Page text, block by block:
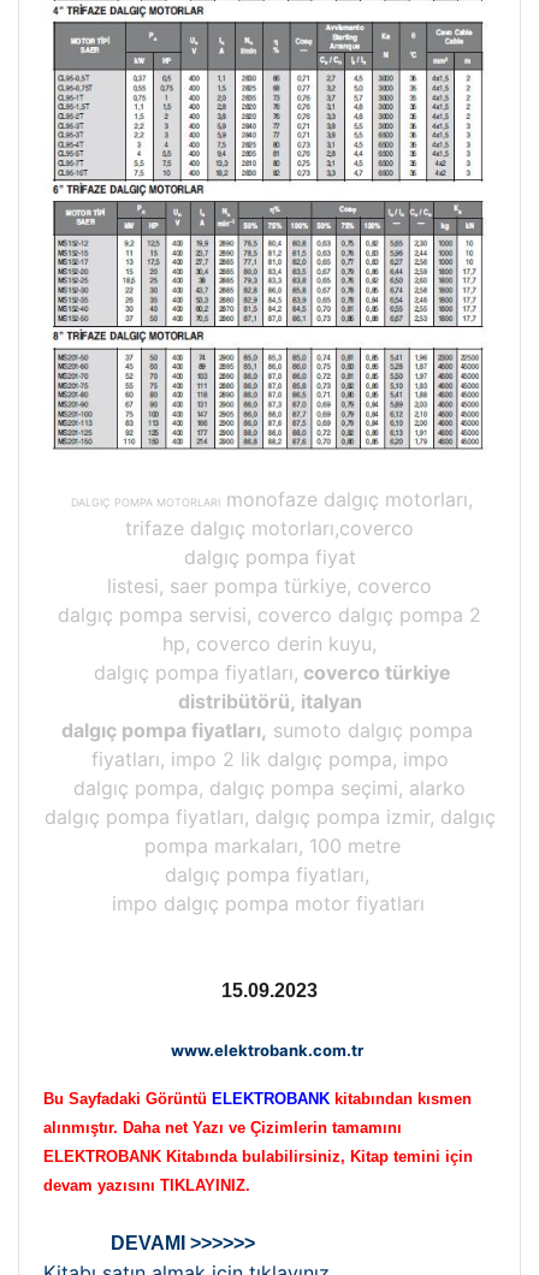
DALGIÇ POMPA MOTORLARImonofaze dalgıç motorları,
trifaze dalgıç motorları,coverco
dalgıç pompa fiyat
listesi, saer pompa türkiye, coverco
dalgıç pompa servisi, coverco dalgıç pompa 2
hp, coverco derin kuyu,
dalgıç pompa fiyatları, coverco türkiye
distribütörü, italyan
dalgıç pompa fiyatları, sumoto dalgıç pompa
fiyatları, impo 2 lik dalgıç pompa, impo
dalgıç pompa, dalgıç pompa seçimi, alarko
dalgıç pompa fiyatları, dalgıç pompa izmir, dalgıç
pompa markaları, 100 metre
dalgıç pompa fiyatları,
impo dalgıç pompa motor fiyatları
15.09.2023
www.elektrobank.com.tr
Bu Sayfadaki Görüntü ELEKTROBANK kitabından kısmen
alınmıştır. Daha net Yazı ve Çizimlerin tamamını
ELEKTROBANK Kitabında bulabilirsiniz, Kitap temini için
devam yazısını TIKLAYINIZ.
DEVAMI >>>>>>